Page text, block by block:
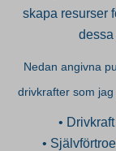
skapa resurser
Nedan angivna
drivkrafter som
•
•